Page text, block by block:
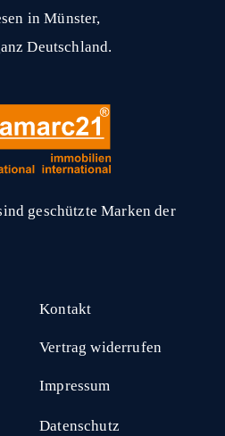
in Münster,
Deutschland.
geschützte Marken der
Kontakt
Vertrag widerrufen
Impressum
Datenschutz